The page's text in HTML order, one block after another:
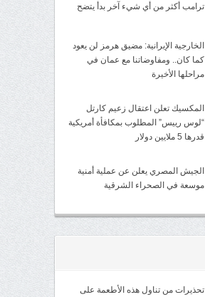
ترامب أكثر من أي شيء آخر بدأ يتضح
الخارجية الإيرانية: مضيق هرمز لن يعود
كما كان.. ومفاوضاتنا مع عمان في
مراحلها الأخيرة
المكسيك تعلن اعتقال زعيم كارتل
“لوس رييس” المطلوب بمكافأة أمريكية
قدرها 5 ملايين دولار
الجيش المصري يعلن عن عملية أمنية
موسعة في الصحراء الشرقية
تحذيرات من تناول هذه الأطعمة على